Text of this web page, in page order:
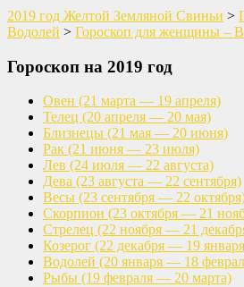
2019 год Желтой Земляной Свиньи >
Водолей > Гороскоп для женщины –
Гороскоп на 2019 год
Овен (21 марта — 19 апреля)
Телец (20 апреля — 20 мая)
Близнецы (21 мая — 20 июня)
Рак (21 июня — 23 июля)
Лев (24 июля — 22 августа)
Дева (23 августа — 22 сентября)
Весы (23 сентября — 22
Скорпион (23 октября — 21
Стрелец (22 ноября — 21
Козерог (22 декабря — 19
Водолей (20 января — 18
Рыбы (19 февраля — 20 марта)